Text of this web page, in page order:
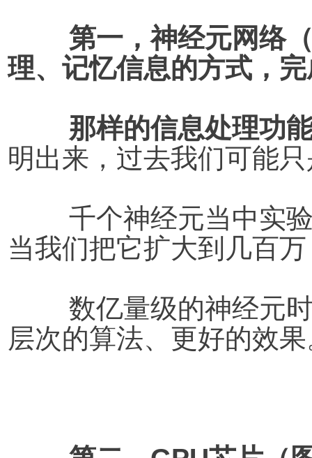
第一，神经元网络
理、记忆信息的方式，
那样的信息处理功
明出来，过去我们可能
当我们把它扩大到几百
层次的算法、更好的效